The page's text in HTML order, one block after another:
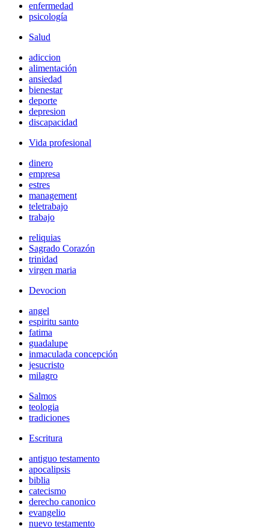
enfermedad
psicología
Salud
adiccion
alimentación
ansiedad
bienestar
deporte
depresion
discapacidad
Vida profesional
dinero
empresa
estres
management
teletrabajo
trabajo
reliquias
Sagrado Corazón
trinidad
virgen maria
Devocion
angel
espiritu santo
fatima
guadalupe
inmaculada concepción
jesucristo
milagro
Salmos
teologia
tradiciones
Escritura
antiguo testamento
apocalipsis
biblia
catecismo
derecho canonico
evangelio
nuevo testamento